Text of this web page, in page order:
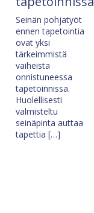
Seinän pohjatyöt
ennen tapetointia
ovat yksi
tärkeimmistä
vaiheista
onnistuneessa
tapetoinnissa.
Huolellisesti
valmisteltu
seinäpinta auttaa
tapettia […]